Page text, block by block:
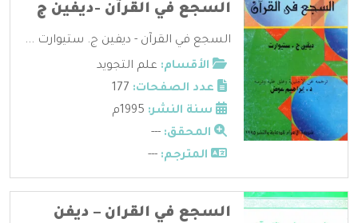
السجع في القرآن -ديفين ج
السجع في القرآن - ديفين ج. ستيوارت ...
الأقسام: علم التجويد
عدد الصفحات:
سنة النشر:
المحقق: ---
المترجم: ---
السجع في القران – ديفن